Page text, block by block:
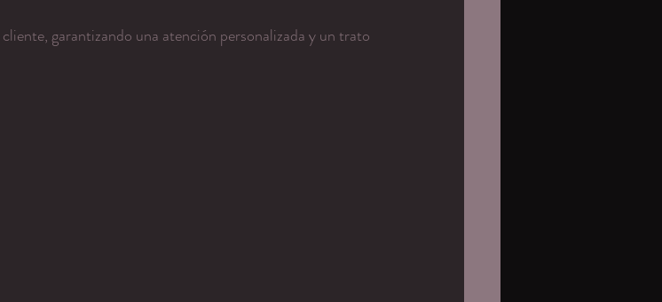
garantizando una atención personalizada y un trato